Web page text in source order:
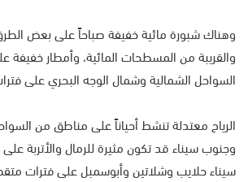
وهناك شبورة مائية خفيفة صباحاً على بعض الطرق
والقريبة من المسطحات المائية، وأمطار
السواحل الشمالية وشمال الوجه البحري على
الرياح معتدلة تنشط أحياناً على مناطق من
وجنوب سيناء قد تكون مثيرة للرمال والأتربة
سيناء حلايب وشلاتين وأبوسمبل على فترات